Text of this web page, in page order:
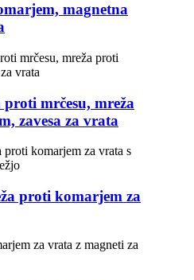
magnetna
mrčesu, mreža
zavesa za vrata
proti komarjem za